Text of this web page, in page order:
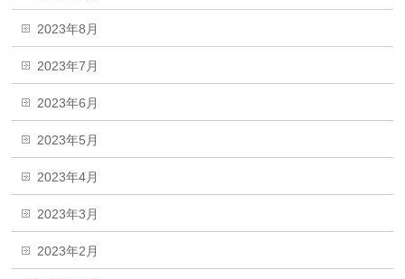
2023年8月
2023年7月
2023年6月
2023年5月
2023年4月
2023年3月
2023年2月